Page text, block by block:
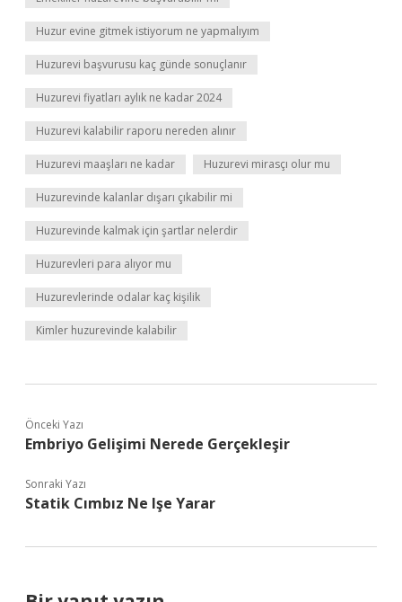
Huzur evine gitmek istiyorum ne yapmalıyım
Huzurevi başvurusu kaç günde sonuçlanır
Huzurevi fiyatları aylık ne kadar 2024
Huzurevi kalabilir raporu nereden alınır
Huzurevi maaşları ne kadar Huzurevi mirasçı olur mu
Huzurevinde kalanlar dışarı çıkabilir mi
Huzurevinde kalmak için şartlar nelerdir
Huzurevleri para alıyor mu
Huzurevlerinde odalar kaç kişilik
Kimler huzurevinde kalabilir
Önceki Yazı
Embriyo Gelişimi Nerede Gerçekleşir
Sonraki Yazı
Statik Cımbız Ne Işe Yarar